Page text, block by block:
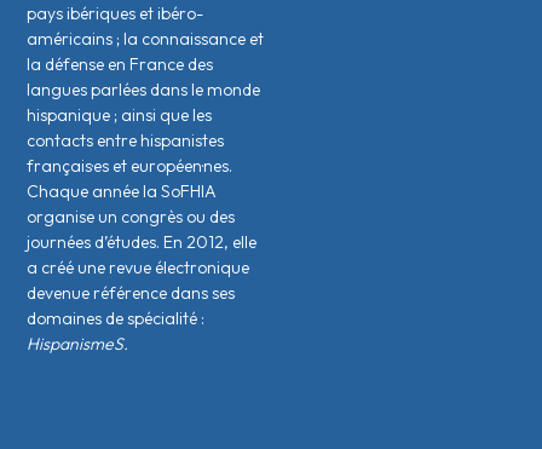
pays ibériques et ibéro-
américains ; la connaissance et
la défense en France des
langues parlées dans le monde
hispanique ; ainsi que les
contacts entre hispanistes
français·es et européen·nes.
Chaque année la SoFHIA
organise un congrès ou des
journées d’études. En 2012, elle
a créé une revue électronique
devenue référence dans ses
domaines de spécialité :
HispanismeS.